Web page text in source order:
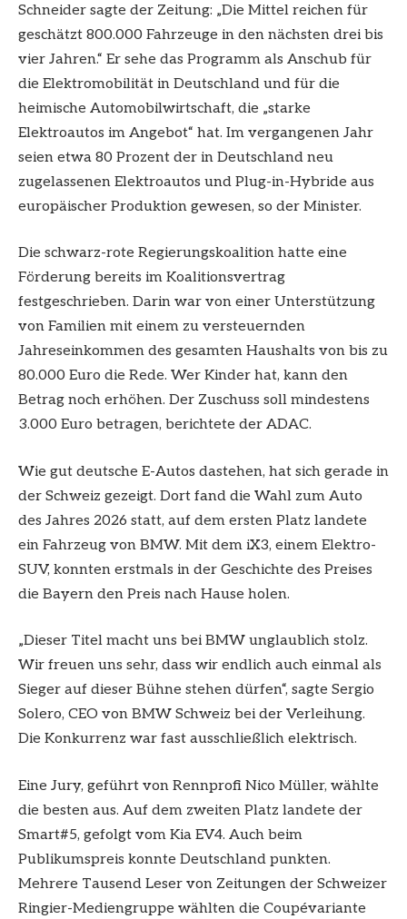
Schneider sagte der Zeitung: „Die Mittel reichen für
geschätzt 800.000 Fahrzeuge in den nächsten drei bis
vier Jahren.“ Er sehe das Programm als Anschub für
die Elektromobilität in Deutschland und für die
heimische Automobilwirtschaft, die „starke
Elektroautos im Angebot“ hat. Im vergangenen Jahr
seien etwa 80 Prozent der in Deutschland neu
zugelassenen Elektroautos und Plug-in-Hybride aus
europäischer Produktion gewesen, so der Minister.
Die schwarz-rote Regierungskoalition hatte eine
Förderung bereits im Koalitionsvertrag
festgeschrieben. Darin war von einer Unterstützung
von Familien mit einem zu versteuernden
Jahreseinkommen des gesamten Haushalts von bis zu
80.000 Euro die Rede. Wer Kinder hat, kann den
Betrag noch erhöhen. Der Zuschuss soll mindestens
3.000 Euro betragen, berichtete der ADAC.
Wie gut deutsche E-Autos dastehen, hat sich gerade in
der Schweiz gezeigt. Dort fand die Wahl zum Auto
des Jahres 2026 statt, auf dem ersten Platz landete
ein Fahrzeug von BMW. Mit dem iX3, einem Elektro-
SUV, konnten erstmals in der Geschichte des Preises
die Bayern den Preis nach Hause holen.
„Dieser Titel macht uns bei BMW unglaublich stolz.
Wir freuen uns sehr, dass wir endlich auch einmal als
Sieger auf dieser Bühne stehen dürfen“, sagte Sergio
Solero, CEO von BMW Schweiz bei der Verleihung.
Die Konkurrenz war fast ausschließlich elektrisch.
Eine Jury, geführt von Rennprofi Nico Müller, wählte
die besten aus. Auf dem zweiten Platz landete der
Smart#5, gefolgt vom Kia EV4. Auch beim
Publikumspreis konnte Deutschland punkten.
Mehrere Tausend Leser von Zeitungen der Schweizer
Ringier-Mediengruppe wählten die Coupévariante